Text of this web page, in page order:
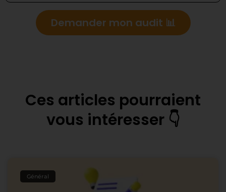
Demander mon audit 📊
Ces articles pourraient
vous intéresser 👇
Général